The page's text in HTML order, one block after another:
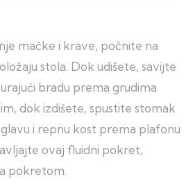
mačke i krave, počnite na
stola. Dok udišete, savijte
bradu prema grudima
dok izdišete, spustite stomak
i repnu kost prema plafonu
ovaj fluidni pokret,
pokretom.